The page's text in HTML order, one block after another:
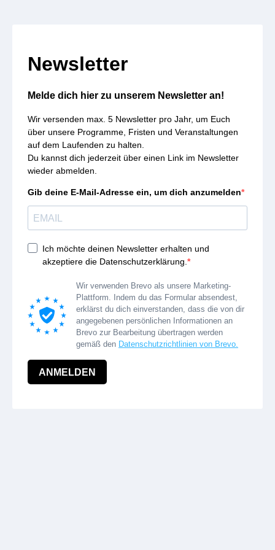
Newsletter
Melde dich hier zu unserem Newsletter an!
Wir versenden max. 5 Newsletter pro Jahr, um Euch
über unsere Programme, Fristen und Veranstaltungen
auf dem Laufenden zu halten.
Du kannst dich jederzeit über einen Link im Newsletter
wieder abmelden.
Gib deine E-Mail-Adresse ein, um dich anzumelden
Ich möchte deinen Newsletter erhalten und
akzeptiere die Datenschutzerklärung.
Wir verwenden Brevo als unsere Marketing-
Plattform. Indem du das Formular absendest,
erklärst du dich einverstanden, dass die von dir
angegebenen persönlichen Informationen an
Brevo zur Bearbeitung übertragen werden
gemäß den Datenschutzrichtlinien von Brevo.
ANMELDEN